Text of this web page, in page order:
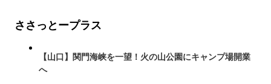
ささっとープラス
【山口】関門海峡を一望！火の山公園にキャンプ場開業
へ